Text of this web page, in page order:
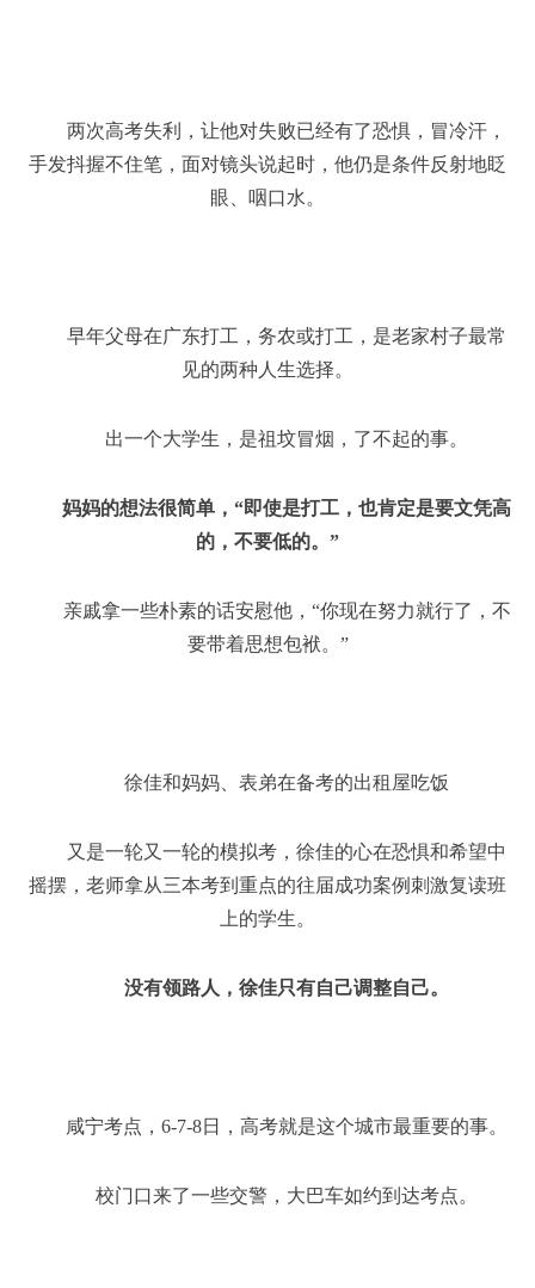
两次高考失利，让他对失败已经有了恐惧，冒冷汗，
手发抖握不住笔，面对镜头说起时，他仍是条件反射地眨
眼、咽口水。
早年父母在广东打工，务农或打工，是老家村子最常
见的两种人生选择。
出一个大学生，是祖坟冒烟，了不起的事。
妈妈的想法很简单，“即使是打工，也肯定是要文凭高
的，不要低的。”
亲戚拿一些朴素的话安慰他，“你现在努力就行了，不
要带着思想包袱。”
徐佳和妈妈、表弟在备考的出租屋吃饭
又是一轮又一轮的模拟考，徐佳的心在恐惧和希望中
摇摆，老师拿从三本考到重点的往届成功案例刺激复读班
上的学生。
没有领路人，徐佳只有自己调整自己。
咸宁考点，6-7-8日，高考就是这个城市最重要的事。
校门口来了一些交警，大巴车如约到达考点。